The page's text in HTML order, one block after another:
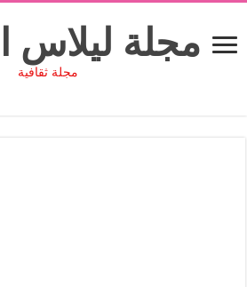
مجلة ليلاس
مجلة ثقافية